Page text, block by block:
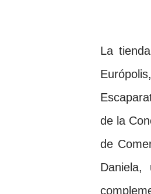
La
de la
de